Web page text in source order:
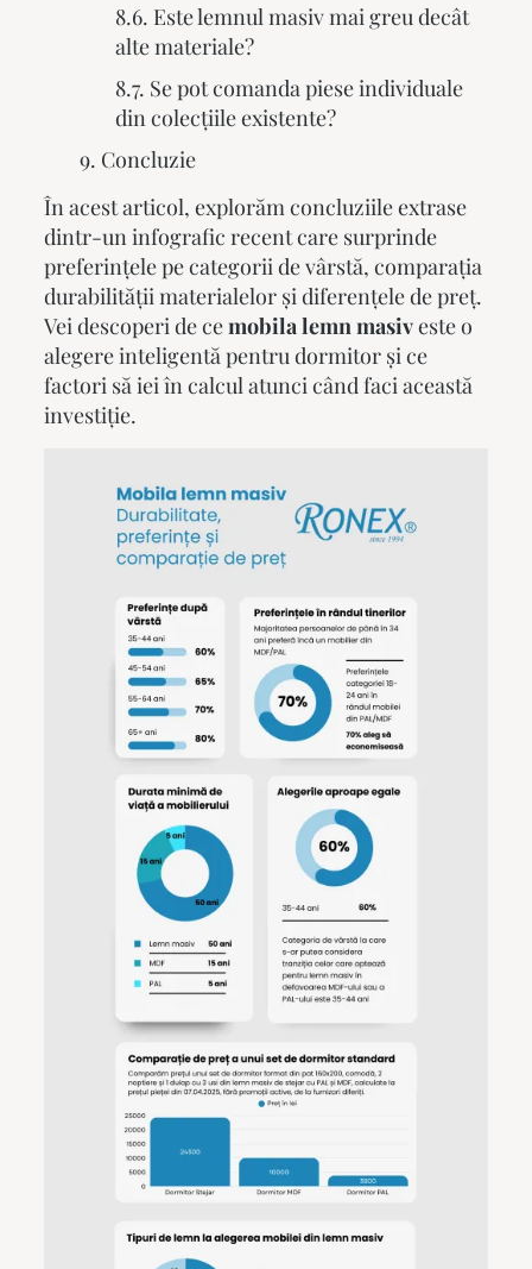
Este lemnul masiv mai greu decât
alte materiale?
Se pot comanda piese individuale
din colecțiile existente?
Concluzie
În acest articol, explorăm concluziile extrase
dintr-un infografic recent care surprinde
preferințele pe categorii de vârstă, comparația
durabilității materialelor și diferențele de preț.
Vei descoperi de cemobila lemn masiveste o
alegere inteligentă pentru dormitor și ce
factori să iei în calcul atunci când faci această
investiție.